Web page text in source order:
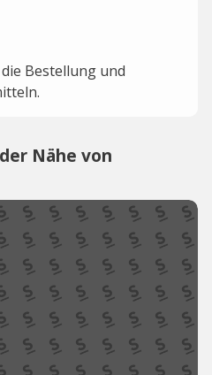
Bestellung und
Nähe von